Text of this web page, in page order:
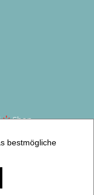
Shop
mit
bestmögliche